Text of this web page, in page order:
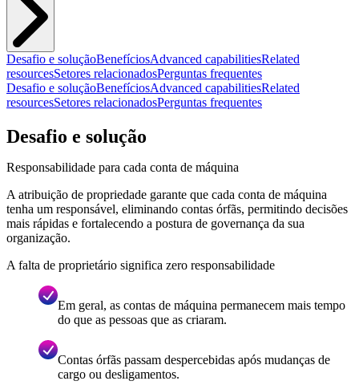
Desafio e soluçãoBenefíciosAdvanced capabilitiesRelated
resourcesSetores relacionadosPerguntas frequentes
Desafio e soluçãoBenefíciosAdvanced capabilitiesRelated
resourcesSetores relacionadosPerguntas frequentes
Desafio e solução
Responsabilidade para cada conta de máquina
A atribuição de propriedade garante que cada conta de máquina
tenha um responsável, eliminando contas órfãs, permitindo decisões
mais rápidas e fortalecendo a postura de governança da sua
organização.
A falta de proprietário significa zero responsabilidade
Em geral, as contas de máquina permanecem mais tempo
do que as pessoas que as criaram.
Contas órfãs passam despercebidas após mudanças de
cargo ou desligamentos.